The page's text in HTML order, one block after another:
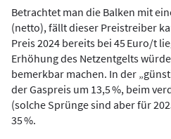
Betrachtet man die Balken mit
(netto), fällt dieser Preistreiber
Preis 2024 bereits bei 45 Euro/t
Erhöhung des Netzentgelts
bemerkbar machen. In der
der Gaspreis um 13,5 %, beim
(solche Sprünge sind aber für
35 %.